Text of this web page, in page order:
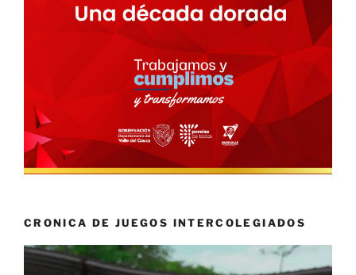
CRONICA DE JUEGOS INTERCOLEGIADOS
Reproductor